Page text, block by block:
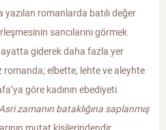
yazılan romanlarda batılı değer
sancılarını görmek
giderek daha fazla yer
romanda; elbette, lehte ve aleyhte
göre kadının ebediyeti
Asri zamanın bataklığına saplanmış
mutat kişilerindendir.